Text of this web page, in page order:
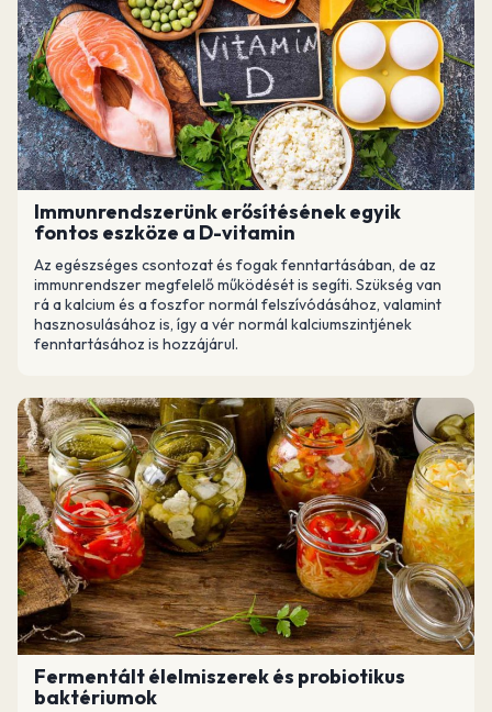
Immunrendszerünk erősítésének egyik
fontos eszköze a D-vitamin
Az egészséges csontozat és fogak fenntartásában, de az
immunrendszer megfelelő működését is segíti. Szükség van
rá a kalcium és a foszfor normál felszívódásához, valamint
hasznosulásához is, így a vér normál kalciumszintjének
fenntartásához is hozzájárul.
Fermentált élelmiszerek és probiotikus
baktériumok